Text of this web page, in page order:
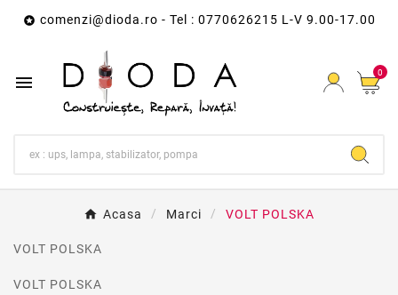
 comenzi@dioda.ro - Tel : 0770626215 L-V 9.00-17.00
 0
Acasa Marci VOLT POLSKA
VOLT POLSKA
VOLT POLSKA